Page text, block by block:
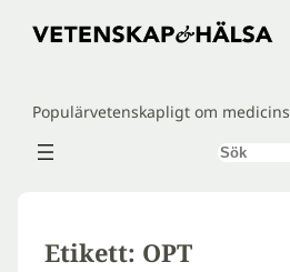
Hoppa
Populärvetenskapligt om
Sök
Etikett: OPT